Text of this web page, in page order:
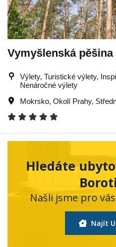
Vymyšlenská pěšina
Výlety, Turistické výlety,
Nenáročné výlety
Mokrsko, Okolí Prahy,
Hledáte
Našli jsme pro
Najít